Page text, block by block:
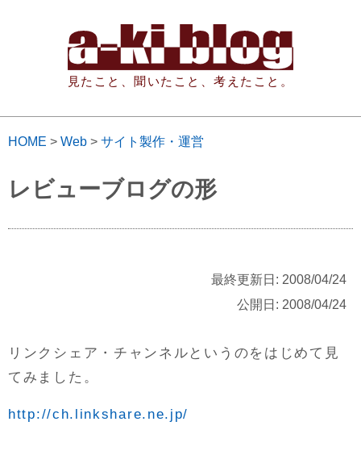
見たこと、聞いたこと、考えたこと。
HOME > Web > サイト製作・運営
レビューブログの形
最終更新日: 2008/04/24
公開日: 2008/04/24
リンクシェア・チャンネルというのをはじめて見
てみました。
http://ch.linkshare.ne.jp/